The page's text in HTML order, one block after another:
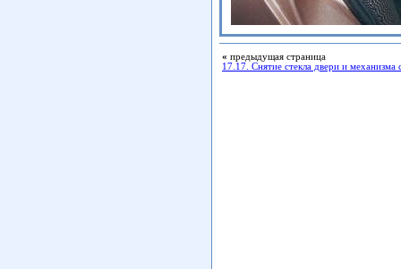
« предыдущая страница
17.17. Снятие стекла двери и механизма